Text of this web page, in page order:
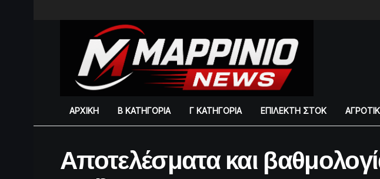
ΑΡΧΙΚΗ Β ΚΑΤΗΓΟΡΙΑ Γ ΚΑΤΗΓΟΡΙΑ ΕΠΙΛΕΚΤΗ ΣΤΟΚ
Αποτελέσματα και